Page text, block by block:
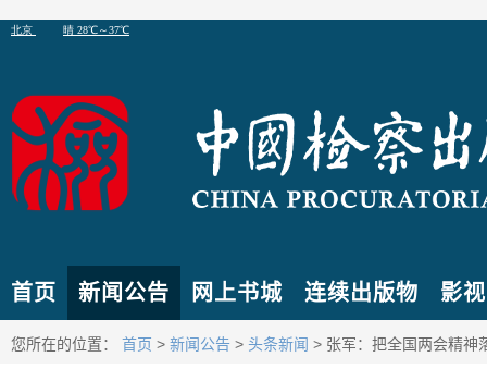
首页 新闻公告 网上书城 连续出版物 影
您所在的位置： 首页 > 新闻公告 > 头条新闻 > 张军：把全国两会精神